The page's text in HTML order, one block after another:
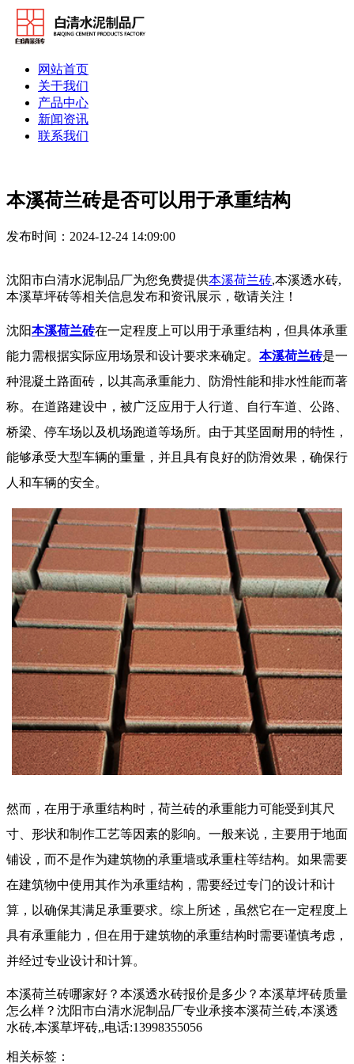
网站首页
关于我们
产品中心
新闻资讯
联系我们
本溪荷兰砖是否可以用于承重结构
发布时间：2024-12-24 14:09:00
沈阳市白清水泥制品厂为您免费提供本溪荷兰砖,本溪透水砖,
本溪草坪砖等相关信息发布和资讯展示，敬请关注！
沈阳本溪荷兰砖在一定程度上可以用于承重结构，但具体承重
能力需根据实际应用场景和设计要求来确定。 本溪荷兰砖是一
种混凝土路面砖，以其高承重能力、防滑性能和排水性能而著
称。在道路建设中，被广泛应用于人行道、自行车道、公路、
桥梁、停车场以及机场跑道等场所。由于其坚固耐用的特性，
能够承受大型车辆的重量，并且具有良好的防滑效果，确保行
人和车辆的安全。
然而，在用于承重结构时， 荷兰砖的承重能力可能受到其尺
寸、形状和制作工艺等因素的影响。一般来说，主要用于地面
铺设，而不是作为建筑物的承重墙或承重柱等结构。如果需要
在建筑物中使用其作为承重结构，需要经过专门的设计和计
算，以确保其满足承重要求。综上所述，虽然它在一定程度上
具有承重能力，但在用于建筑物的承重结构时需要谨慎考虑，
并经过专业设计和计算。
本溪荷兰砖哪家好？本溪透水砖报价是多少？本溪草坪砖质量
怎么样？沈阳市白清水泥制品厂专业承接本溪荷兰砖,本溪透
水砖,本溪草坪砖,,电话:13998355056
相关标签：